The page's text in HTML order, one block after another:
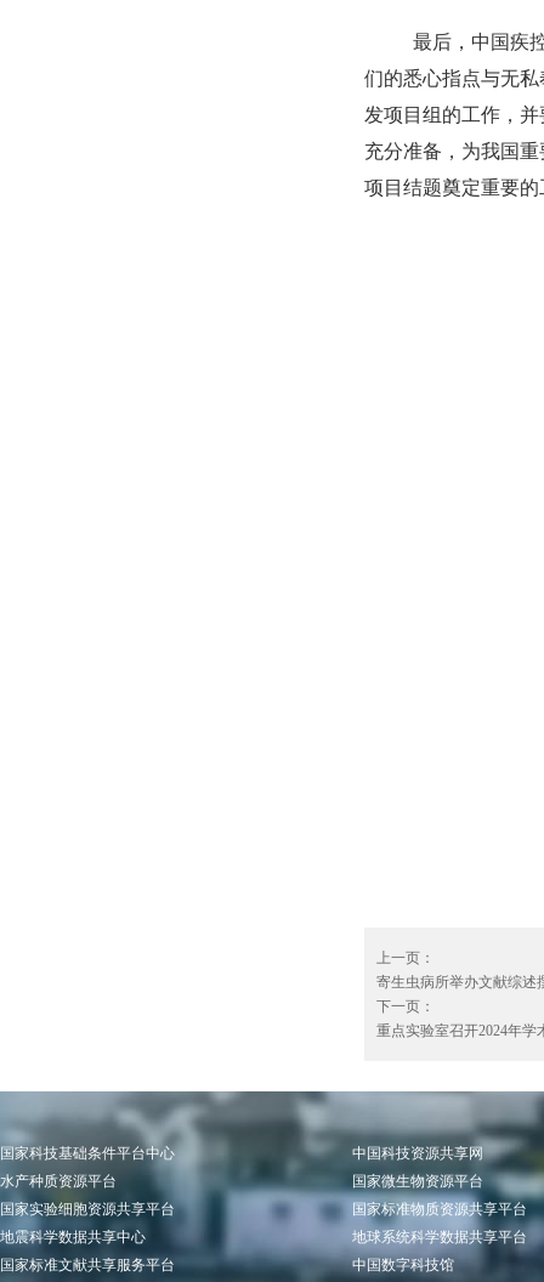
最后，中国疾
们的悉心指点与无
发项目组的工作，
充分准备，为我国
项目结题奠定重要
上一页：
寄生虫病所举办文献综述
下一页：
重点实验室召开2024年学
国家科技基础条件平台中心
中国科技资源共享网
水产种质资源平台
国家微生物资源平台
国家实验细胞资源共享平台
国家标准物质资源共享平台
地震科学数据共享中心
地球系统科学数据共享平台
国家标准文献共享服务平台
中国数字科技馆